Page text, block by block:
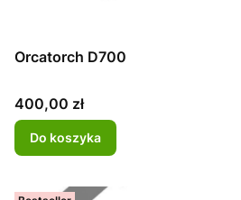
Orcatorch D700
Cena
400,00 zł
Do koszyka